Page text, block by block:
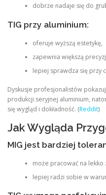
dobrze nadaje się do
TIG przy aluminium:
oferuje wyższą estetykę,
zapewnia większą
lepiej sprawdza się przy
Dyskusje profesjonalistów
produkcji seryjnej aluminium,
się wygląd i dokładność. (Reddit)
Jak Wygląda
MIG jest bardziej
może pracować na
lepiej radzi sobie w